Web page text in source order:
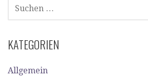
NACH:
KATEGORIEN
Allgemein